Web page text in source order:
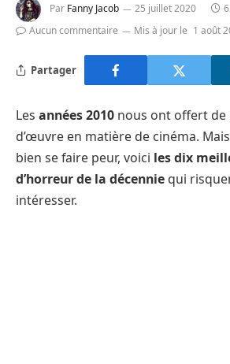
Par Fanny Jacob 25 juillet 2020
Aucun commentaire
Mis à jour le 1 août
Partager
Les années 2010 nous ont offert de
d’œuvre en matière de cinéma.
bien se faire peur, voici les dix
d’horreur de la décennie qui
intéresser.